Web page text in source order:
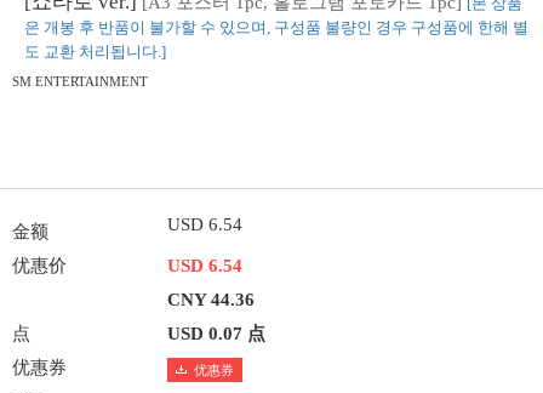
은 개봉 후 반품이 불가할 수 있으며, 구성품 불량인 경우 구성품에 한해 별
도 교환 처리됩니다.]
SM ENTERTAINMENT
金额 USD 6.54
优惠价
USD 6.54
CNY 44.36
点
USD 0.07 点
优惠券
优惠券